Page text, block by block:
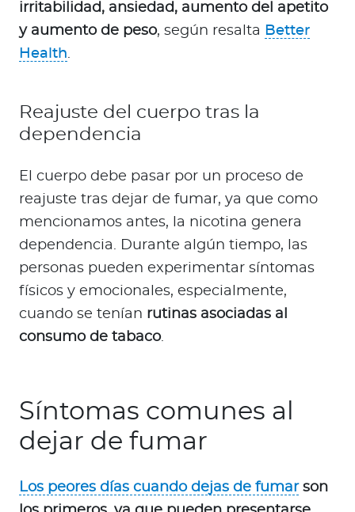
irritabilidad, ansiedad, aumento del apetito
y aumento de peso, según resalta Better
Health.
Reajuste del cuerpo tras la
dependencia
El cuerpo debe pasar por un proceso de
reajuste tras dejar de fumar, ya que como
mencionamos antes, la nicotina genera
dependencia. Durante algún tiempo, las
personas pueden experimentar síntomas
físicos y emocionales, especialmente,
cuando se tenían rutinas asociadas al
consumo de tabaco.
Síntomas comunes al
dejar de fumar
Los peores días cuando dejas de fumarson